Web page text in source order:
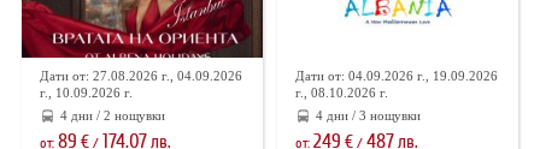
Дати от: 27.08.2026 г., 04.09.2026
г., 10.09.2026 г.
4 дни / 2 нощувки
от: 89 €/ 174.07лв.
Дати от: 04.09.2026 г., 19.09.2026
г., 08.10.2026 г.
4 дни / 3 нощувки
от:249 € /487лв.